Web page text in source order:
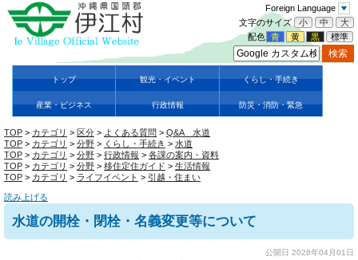
Foreign Language
文字のサイズ
小 中
大
配色 青 黄 黒 標準
トップ 観光・イベント くらし・手続き
産業・ビジネス 行政情報 防災・消防・緊急
TOP > カテゴリ > 区分 > よくある質問 > Q&A 水道
TOP > カテゴリ > 分野 > くらし・手続き > 水道
TOP > カテゴリ > 分野 > 行政情報 > 各課の案内・資料
TOP > カテゴリ > 分野 > 移住定住ガイド > 生活情報
TOP > カテゴリ > ライフイベント > 引越・住まい
読み上げる
水道の開栓・閉栓・名義変更等について
公開日 2026年04月01日